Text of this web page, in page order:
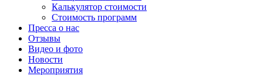
Калькулятор стоимости
Стоимость программ
Пресса о нас
Отзывы
Видео и фото
Новости
Мероприятия